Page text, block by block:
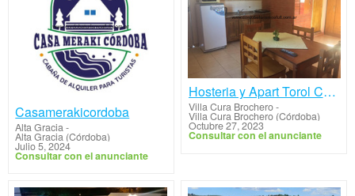
Casamerakicordoba
Alta Gracia -
Alta Gracia (Córdoba)
Julio 5, 2024
Consultar con el anunciante
Hosteria y Apart Torol Calta
Villa Cura Brochero-
Villa Cura Brochero (Córdoba)
Octubre 27, 2023
Consultar con el anunciante